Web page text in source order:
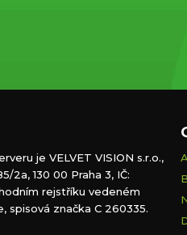
je VELVET VISION s.r.o.,
2a, 130 00 Praha 3, IČ:
rejstříku vedeném
spisová značka C 260335.